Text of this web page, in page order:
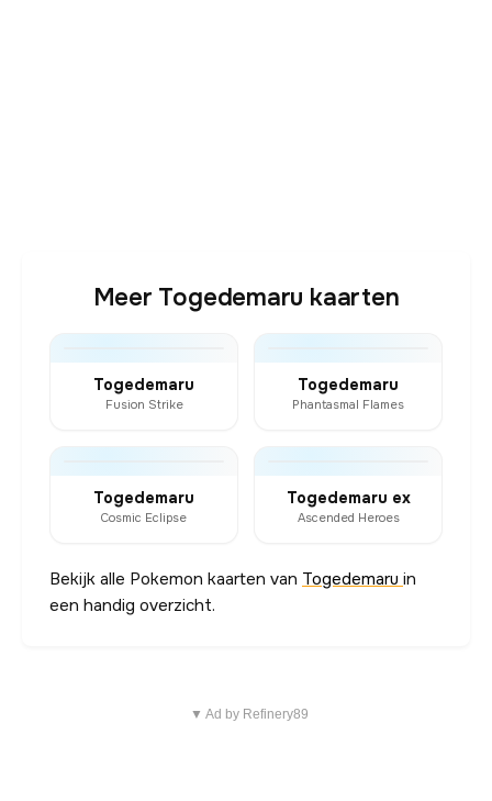
Meer Togedemaru kaarten
Togedemaru
Fusion Strike
Togedemaru
Phantasmal Flames
Togedemaru
Cosmic Eclipse
Togedemaru ex
Ascended Heroes
Bekijk alle Pokemon kaarten van Togedemaru in
een handig overzicht.
▼ Ad by Refinery89